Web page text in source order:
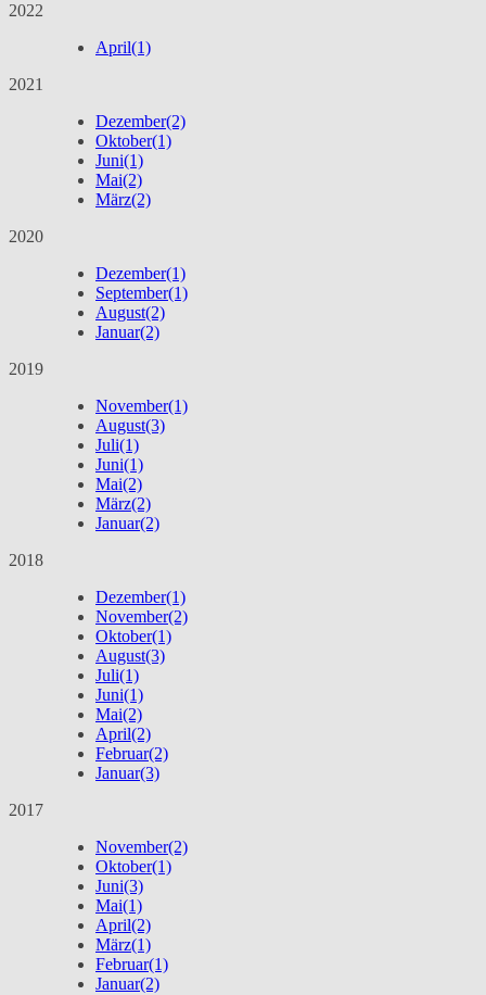
2022
April(1)
2021
Dezember(2)
Oktober(1)
Juni(1)
Mai(2)
März(2)
2020
Dezember(1)
September(1)
August(2)
Januar(2)
2019
November(1)
August(3)
Juli(1)
Juni(1)
Mai(2)
März(2)
Januar(2)
2018
Dezember(1)
November(2)
Oktober(1)
August(3)
Juli(1)
Juni(1)
Mai(2)
April(2)
Februar(2)
Januar(3)
2017
November(2)
Oktober(1)
Juni(3)
Mai(1)
April(2)
März(1)
Februar(1)
Januar(2)